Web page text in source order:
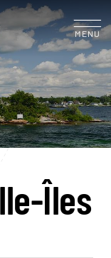
MENU
Îles